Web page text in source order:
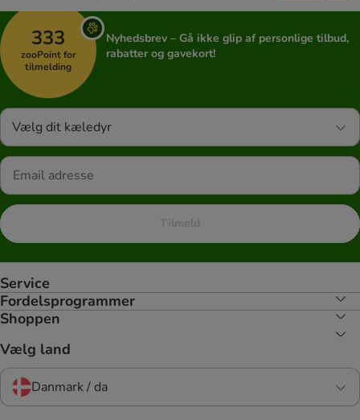
333
zooPoint for
tilmelding
Nyhedsbrev – Gå ikke glip af personlige tilbud,
rabatter og gavekort!
Vælg dit kæledyr
Tilmeld
Service
Fordelsprogrammer
Shoppen
Vælg land
Danmark / da